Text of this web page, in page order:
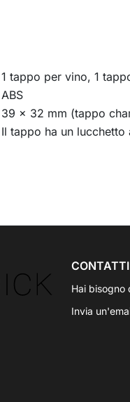
1 tappo per vino, 1
ABS
39 x 32 mm (tappo
Il tappo ha un
CONTATTI
Hai bisogno
Invia